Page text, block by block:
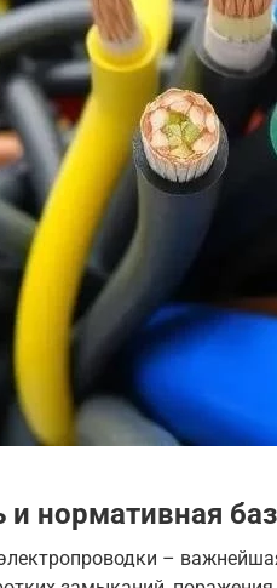
и нормативная
–